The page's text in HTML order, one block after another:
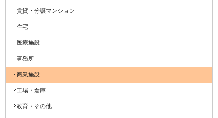
賃貸・分譲マンション
住宅
医療施設
事務所
商業施設
工場・倉庫
教育・その他